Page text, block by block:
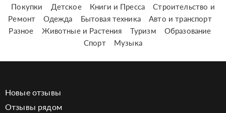
Покупки
Детское Книги и Пресса
Строительство и
Ремонт
Одежда Бытовая техника
Авто и транспорт
Разное
Животные и Растения Туризм
Образование
Спорт
Музыка
Новые отзывы
Отзывы рядом